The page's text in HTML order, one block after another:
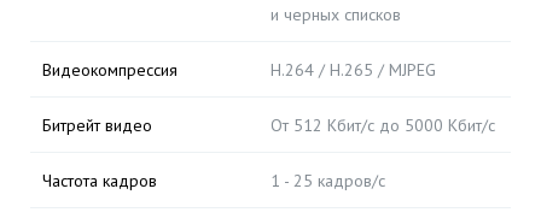
и черных списков
Видеокомпрессия H.264 / H.265 / MJPEG
Битрейт видео От 512 Кбит/с до 5000 Кбит/с
Частота кадров 1 - 25 кадров/с